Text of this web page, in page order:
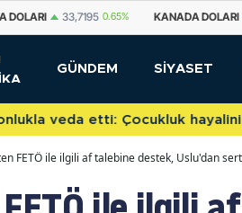
KANADA DOLARI 34,2501 0.81%
GÜNDEM SİYASET
etti: Çocukluk hayalini
FETÖ ile ilgili af talebine destek, Uslu'dan